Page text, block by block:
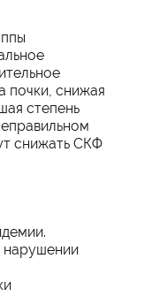
почки, снижая
степень
снижать СКФ
нарушении